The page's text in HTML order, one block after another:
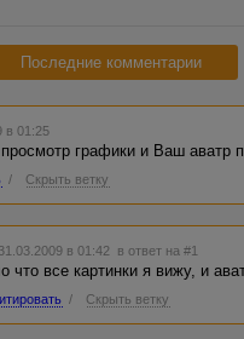
Последние комментарии
в 01:25
графики и Ваш аватр
/ Скрыть ветку
в 01:42 в ответ на #1
что все картинки я вижу, и
/ Скрыть ветку